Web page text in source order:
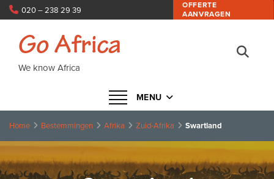
OFFERTE
AANVRAGEN
020 – 238 29 39
Navigatie in- of uitklappen
MENU
Go Africa
We know Africa
Home Bestemmingen Afrika Zuid-Afrika Swartland